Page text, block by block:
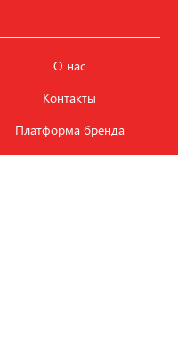
О нас
Контакты
Платформа бренда